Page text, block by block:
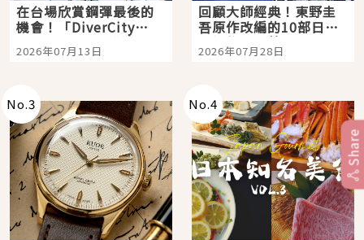
在台場欣賞鋼彈最後的
機會！「DiverCity
Tokyo Plaza」搭船、
購物、美食及夜景，一
2026年07月13日
回顧大師經典！東野圭
吾原作改編的10部日本
影視作品推薦
2026年07月28日
No.3 No.4
Share